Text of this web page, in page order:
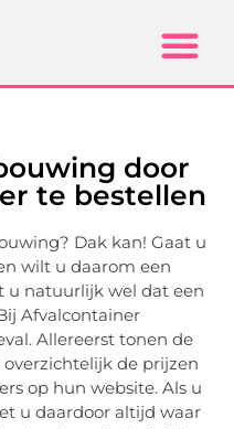
door
te bestellen
Dak kan! Gaat u
wilt u daarom een
u natuurlijk wel dat een
Afvalcontainer
Allereerst tonen de
de prijzen
op hun website. Als u
u daardoor altijd waar